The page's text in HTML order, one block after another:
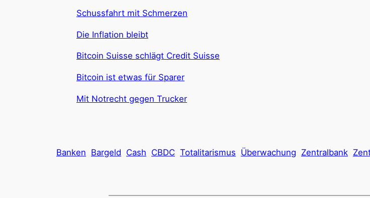
Schussfahrt mit Schmerzen
Die Inflation bleibt
Bitcoin Suisse schlägt Credit Suisse
Bitcoin ist etwas für Sparer
Mit Notrecht gegen Trucker
Banken Bargeld Cash CBDC Totalitarismus Überwachung Zentralbank